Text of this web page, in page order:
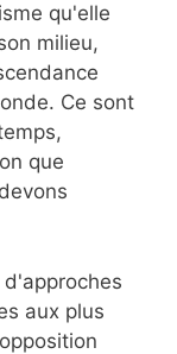
qu'elle
milieu,
Ce sont
que
aux plus